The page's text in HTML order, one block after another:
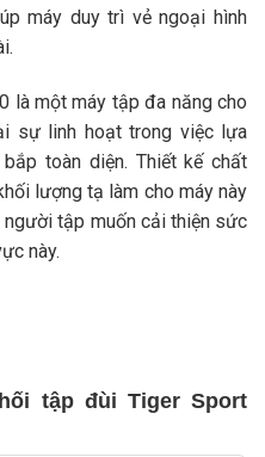
máy duy trì vẻ ngoại hình
là một máy tập đa năng cho
sự linh hoạt trong việc lựa
toàn diện. Thiết kế chất
lượng tạ làm cho máy này
người tập muốn cải thiện sức
này.
tập đùi Tiger Sport